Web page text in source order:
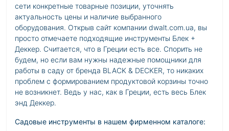
сети конкретные товарные позиции, уточнять
актуальность цены и наличие выбранного
оборудования. Открыв сайт компании dwalt.com.ua, вы
просто отмечаете подходящие инструменты Блек +
Деккер. Считается, что в Греции есть все. Спорить не
будем, но если вам нужны надежные помощники для
работы в саду от бренда BLACK & DECKER, то никаких
проблем с формированием продуктовой корзины точно
не возникнет. Ведь у нас, как в Греции, есть весь Блек
энд Деккер.
Садовые инструменты в нашем фирменном каталоге: